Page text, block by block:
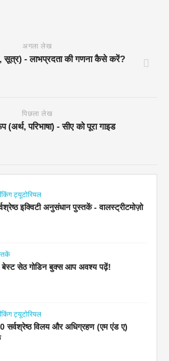
अगला लेख
सूत्र) - लाभप्रदता की गणना कैसे करें?
पिछला लेख
(अर्थ, परिभाषा) - सीए को पूरा गाइड
ट्यूटोरियल
इक्विटी अनुसंधान पुस्तकें - वालस्ट्रीटमोज़ो
बेस्ट सेठ गोडिन बुक्स आप अवश्य पढ़ें!
ट्यूटोरियल
सर्वश्रेष्ठ विलय और अधिग्रहण (एम एंड ए)